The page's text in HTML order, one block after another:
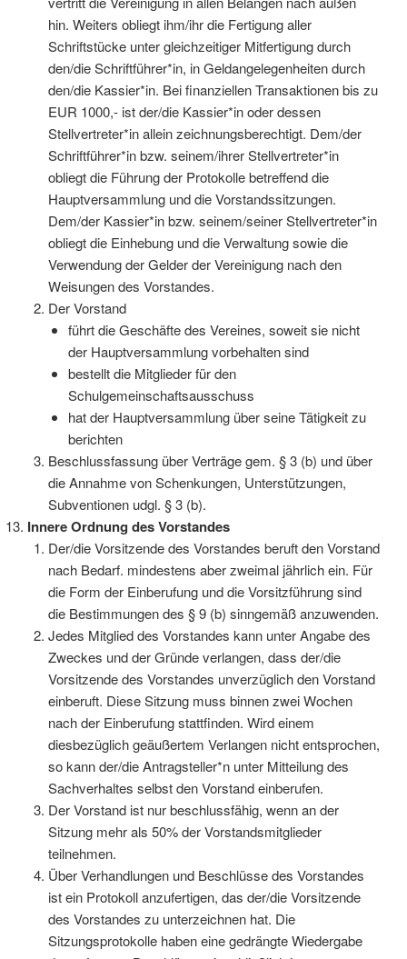
hin. Weiters obliegt ihm/ihr die Fertigung aller
Schriftstücke unter gleichzeitiger Mitfertigung durch
den/die Schriftführer*in, in Geldangelegenheiten durch
den/die Kassier*in. Bei finanziellen Transaktionen bis zu
EUR 1000,- ist der/die Kassier*in oder dessen
Stellvertreter*in allein zeichnungsberechtigt. Dem/der
Schriftführer*in bzw. seinem/ihrer Stellvertreter*in
obliegt die Führung der Protokolle betreffend die
Hauptversammlung und die Vorstandssitzungen.
Dem/der Kassier*in bzw. seinem/seiner Stellvertreter*in
obliegt die Einhebung und die Verwaltung sowie die
Verwendung der Gelder der Vereinigung nach den
Weisungen des Vorstandes.
Der Vorstand
führt die Geschäfte des Vereines, soweit sie nicht
der Hauptversammlung vorbehalten sind
bestellt die Mitglieder für den
Schulgemeinschaftsausschuss
hat der Hauptversammlung über seine Tätigkeit zu
berichten
Beschlussfassung über Verträge gem. § 3 (b) und über
die Annahme von Schenkungen, Unterstützungen,
Subventionen udgl. § 3 (b).
Innere Ordnung des Vorstandes
Der/die Vorsitzende des Vorstandes beruft den Vorstand
nach Bedarf. mindestens aber zweimal jährlich ein. Für
die Form der Einberufung und die Vorsitzführung sind
die Bestimmungen des § 9 (b) sinngemäß anzuwenden.
Jedes Mitglied des Vorstandes kann unter Angabe des
Zweckes und der Gründe verlangen, dass der/die
Vorsitzende des Vorstandes unverzüglich den Vorstand
einberuft. Diese Sitzung muss binnen zwei Wochen
nach der Einberufung stattfinden. Wird einem
diesbezüglich geäußertem Verlangen nicht entsprochen,
so kann der/die Antragsteller*n unter Mitteilung des
Sachverhaltes selbst den Vorstand einberufen.
Der Vorstand ist nur beschlussfähig, wenn an der
Sitzung mehr als 50% der Vorstandsmitglieder
teilnehmen.
Über Verhandlungen und Beschlüsse des Vorstandes
ist ein Protokoll anzufertigen, das der/die Vorsitzende
des Vorstandes zu unterzeichnen hat. Die
Sitzungsprotokolle haben eine gedrängte Wiedergabe